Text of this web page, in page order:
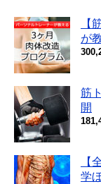
【
が
筋
開
【
学